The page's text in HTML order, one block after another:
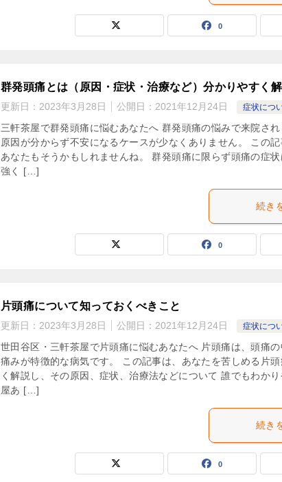
0
群発頭痛とは（原因・症状・治療など）分かりやすく
更新日： 2023年3月28日 公開日： 2021年12月24日 症状につ
三軒茶屋で群発頭痛に悩むあなたへ 群発頭痛の悩みで来院され
原因が分からず不安になるケースが少なくありません。 この
あなたもそうかもしれませんね。 群発頭痛に限らず頭痛の症
強く […]
続き
0
片頭痛について知っておくべきこと
更新日： 2023年3月28日 公開日： 2021年12月24日 症状につ
世田谷区・三軒茶屋で片頭痛に悩むあなたへ 片頭痛は、頭痛
痛みが特徴的な病気です。 この記事は、あなたを苦しめる片
く解説し、その原因、症状、治療法などについて 誰でもわか
屋あ […]
続き
0